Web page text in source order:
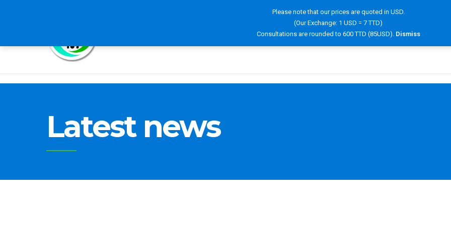
SERVICES HAIR INFORMATION
Latest news
Please note that our prices are quoted in USD.
(Our Exchange: 1 USD = 7 TTD)
Consultations are rounded to 600 TTD (85USD). Dismiss